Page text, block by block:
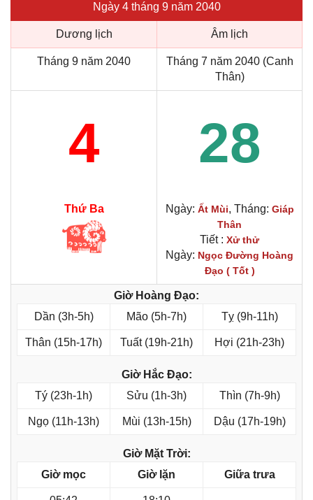
Ngày 4 tháng 9 năm 2040
Dương lịch Âm lịch
Tháng 9 năm 2040
Tháng 7 năm 2040 (Canh
Thân)
4 28
Thứ Ba Ngày: Ất Mùi, Tháng: Giáp
Thân
Tiết : Xử thử
Ngày: Ngọc Đường Hoàng
Đạo ( Tốt )
Giờ Hoàng Đạo:
Dần (3h-5h)
Mão (5h-7h) Tỵ (9h-11h)
Thân (15h-17h) Tuất (19h-21h) Hợi (21h-23h)
Giờ Hắc Đạo:
Tý (23h-1h)
Sửu (1h-3h) Thìn (7h-9h)
Ngọ (11h-13h) Mùi (13h-15h) Dậu (17h-19h)
Giờ Mặt Trời:
Giờ mọc
Giờ lặn Giữa trưa